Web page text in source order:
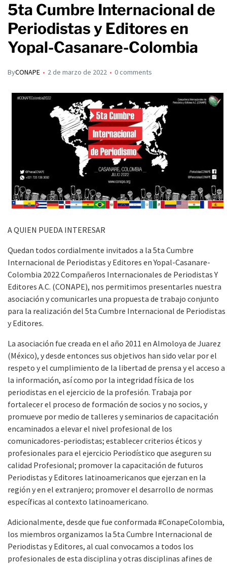
5ta Cumbre Internacional de
Periodistas y Editores en
Yopal-Casanare-Colombia
ByCONAPE 2 de marzo de 2022 0 comments
A QUIEN PUEDA INTERESAR
Quedan todos cordialmente invitados a la 5ta Cumbre
Internacional de Periodistas y Editores en Yopal-Casanare-
Colombia 2022 Compañeros Internacionales de Periodistas Y
Editores A.C. (CONAPE), nos permitimos presentarles nuestra
asociación y comunicarles una propuesta de trabajo conjunto
para la realización del 5ta Cumbre Internacional de Periodistas
y Editores.
La asociación fue creada en el año 2011 en Almoloya de Juarez
(México), y desde entonces sus objetivos han sido velar por el
respeto y el cumplimiento de la libertad de prensa y el acceso a
la información, así como por la integridad física de los
periodistas en el ejercicio de la profesión. Trabaja por
fortalecer el proceso de formación de socios y no socios, y
promueve por medio de talleres y seminarios de capacitación
encaminados a elevar el nivel profesional de los
comunicadores-periodistas; establecer criterios éticos y
profesionales para el ejercicio Periodístico que aseguren su
calidad Profesional; promover la capacitación de futuros
Periodistas y Editores latinoamericanos que ejerzan en la
región y en el extranjero; promover el desarrollo de normas
específicas al contexto latinoamericano.
Adicionalmente, desde que fue conformada #ConapeColombia,
los miembros organizamos la 5ta Cumbre Internacional de
Periodistas y Editores, al cual convocamos a todos los
profesionales de esta disciplina y otras disciplinas afines de